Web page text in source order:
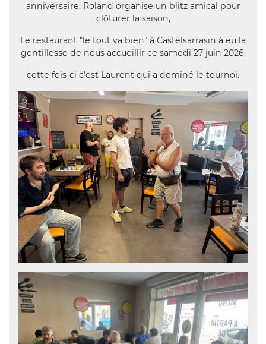
anniversaire, Roland organise un blitz amical pour
clôturer la saison,
Le restaurant "le tout va bien" à Castelsarrasin à eu la
gentillesse de nous accueillir ce samedi 27 juin 2026.
cette fois-ci c’est Laurent qui a dominé le tournoi.